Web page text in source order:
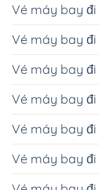
Vé máy bay đi
Vé máy bay đi
Vé máy bay đi
Vé máy bay
Vé máy bay đi
Vé máy bay